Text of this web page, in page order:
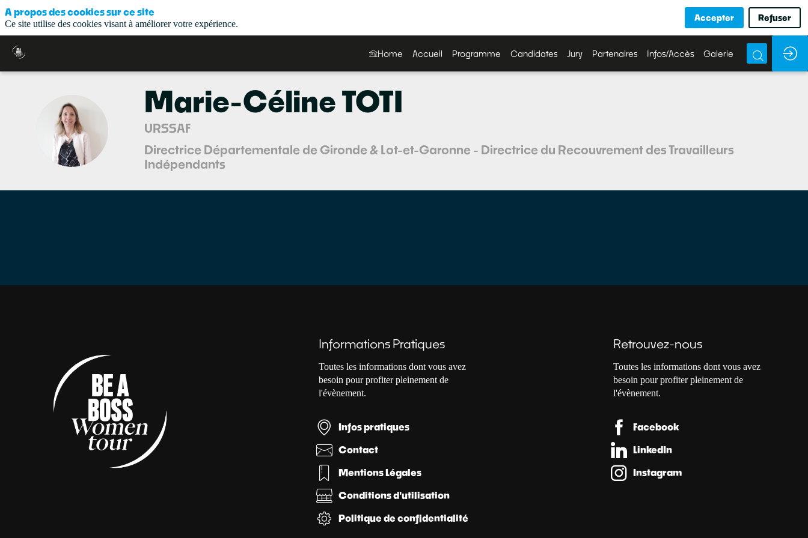
Home Accueil Programme Candidates Jury Partenaires Infos/Accès Galerie
MT
Marie-CélineTOTI
URSSAF
Directrice Départementale de Gironde & Lot-et-Garonne - Directrice du Recouvrement des Travailleurs
Indépendants
Informations Pratiques
Toutes les informations dont vous avez
besoin pour profiter pleinement de
l'évènement.
Infos pratiques
Contact
Mentions Légales
Conditions d'utilisation
Politique de confidentialité
Retrouvez-nous
Toutes les informations dont vous avez
besoin pour profiter pleinement de
l'évènement.
Facebook
LinkedIn
Instagram
A propos des cookies sur ce site
Ce site utilise des cookies visant à améliorer votre expérience.
Accepter Refuser